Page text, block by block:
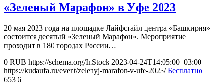
«Зеленый Марафон» в Уфе 2023
20 мая 2023 года на площадке Лайфстайл центра «Башкирия»
состоится десятый «Зеленый Марафон». Мероприятие
проходит в 180 городах России…
0 RUB https://schema.org/InStock 2023-04-24T14:05:00+03:00
https://kudaufa.ru/event/zelenyj-marafon-v-ufe-2023/ Бесплатно
653 6